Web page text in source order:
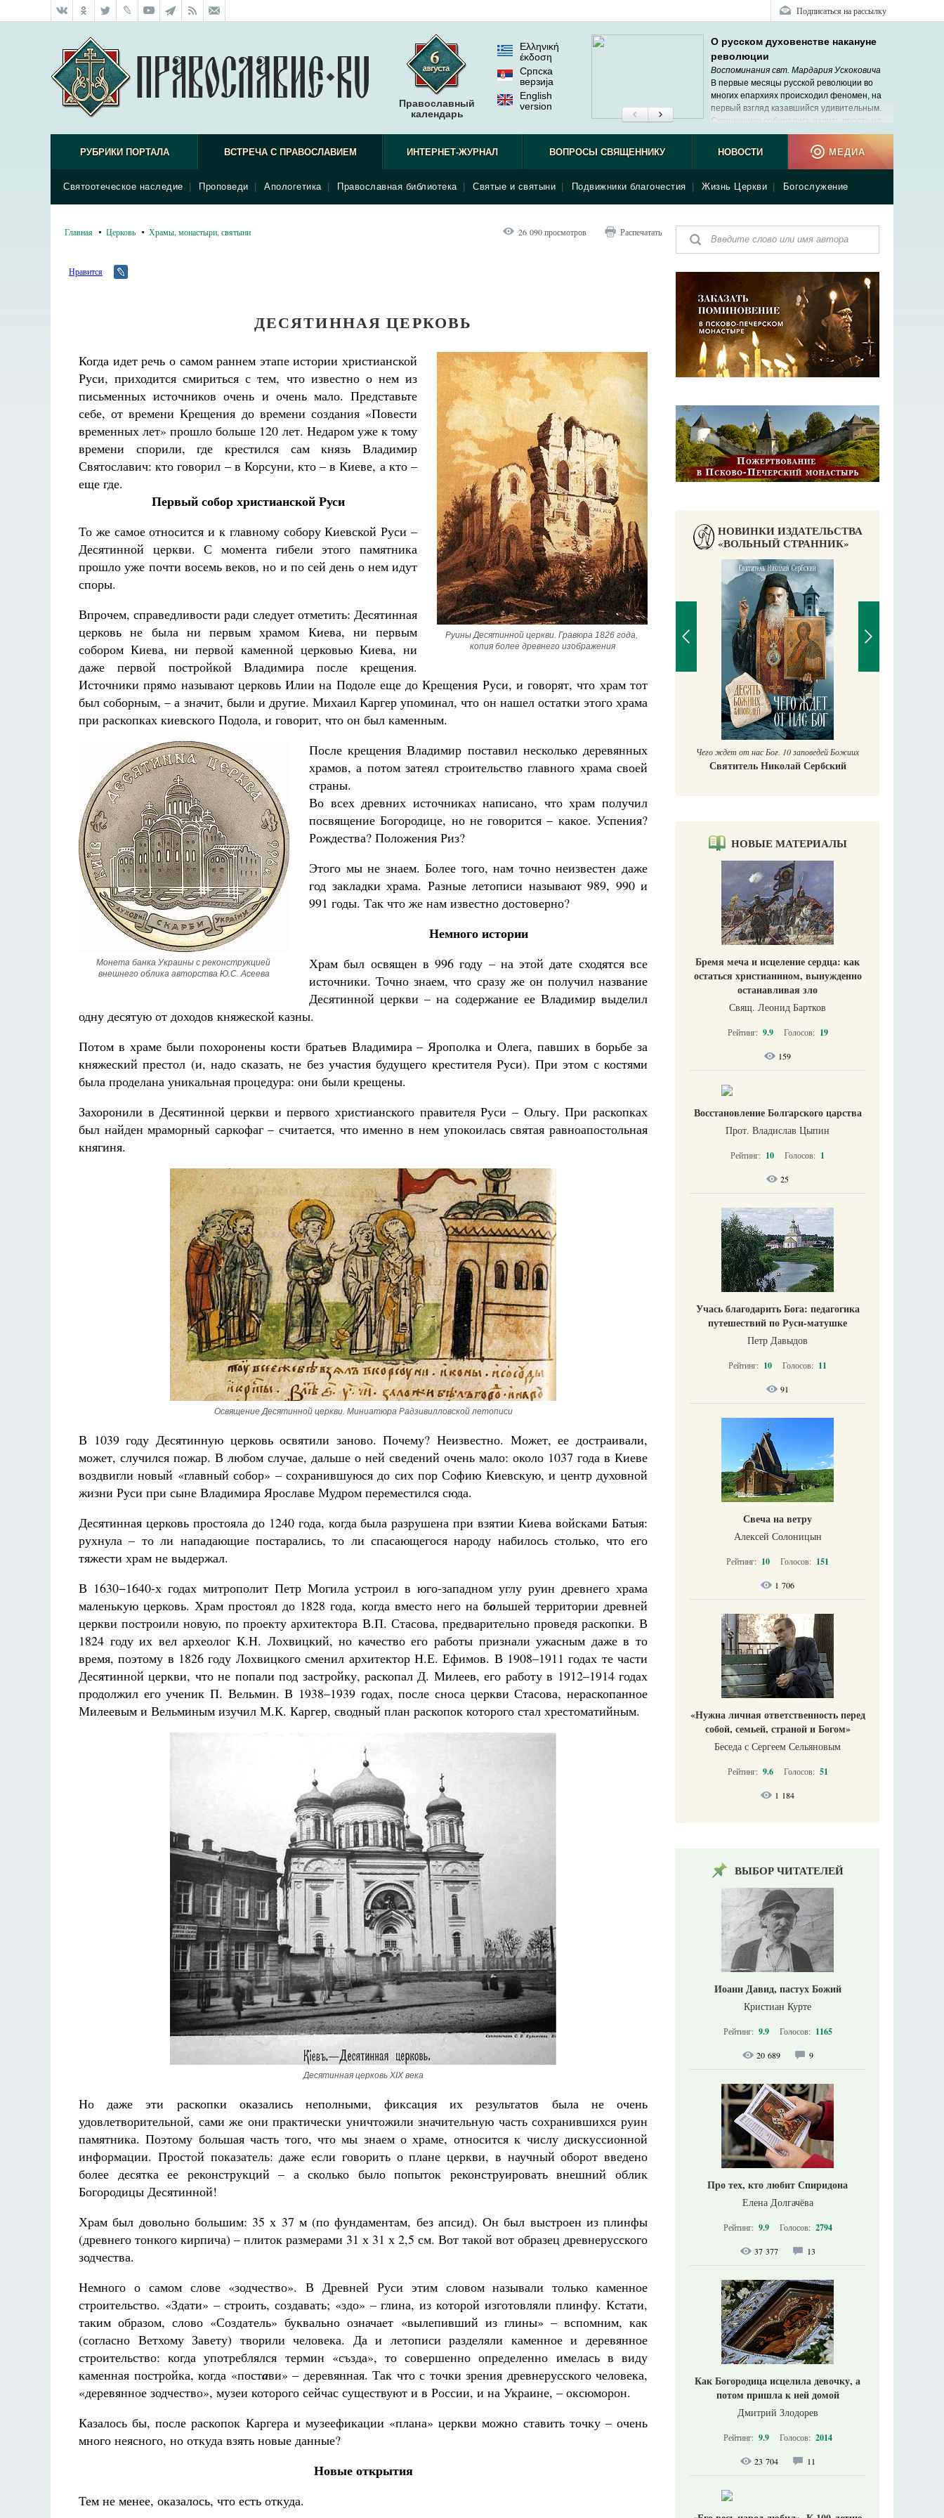
Подписаться на рассылку
Православный
календарь
Ελληνική
έκδοση
Српска
верзиjа
English
version
О русском духовенстве накануне
революции
Воспоминания свт. Мардария Ускоковича
В первые месяцы русской революции во
многих епархиях происходил феномен, на
первый взгляд казавшийся удивительным.
Священники собирались излить ярость на
своих архиереев. Мне не раз пришлось
наблюдать подобные сцены, но меня это не удивляло.
РУБРИКИ ПОРТАЛА ВСТРЕЧА С ПРАВОСЛАВИЕМ
Святоотеческое наследие Проповеди Апологетика Православная библиотека Святые и святыни Подвижники благочестия Жизнь Церкви Богослужение
ИНТЕРНЕТ-ЖУРНАЛ ВОПРОСЫ СВЯЩЕННИКУ НОВОСТИ МЕДИА
Главная Церковь Храмы, монастыри, святыни 26 090 просмотров Распечатать
Нравится
ДЕСЯТИННАЯ ЦЕРКОВЬ
Руины Десятинной церкви. Гравюра 1826 года,
копия более древнего изображения
Когда идет речь о самом раннем этапе истории христианской
Руси, приходится смириться с тем, что известно о нем из
письменных источников очень и очень мало. Представьте
себе, от времени Крещения до времени создания «Повести
временных лет» прошло больше 120 лет. Недаром уже к тому
времени спорили, где крестился сам князь Владимир
Святославич: кто говорил – в Корсуни, кто – в Киеве, а кто –
еще где.
Первый собор христианской Руси
То же самое относится и к главному собору Киевской Руси –
Десятинной церкви. С момента гибели этого памятника
прошло уже почти восемь веков, но и по сей день о нем идут
споры.
Впрочем, справедливости ради следует отметить: Десятинная
церковь не была ни первым храмом Киева, ни первым
собором Киева, ни первой каменной церковью Киева, ни
даже первой постройкой Владимира после крещения.
Источники прямо называют церковь Илии на Подоле еще до Крещения Руси, и говорят, что храм тот
был соборным, – а значит, были и другие. Михаил Каргер упоминал, что он нашел остатки этого храма
при раскопках киевского Подола, и говорит, что он был каменным.
Монета банка Украины с реконструкцией
внешнего облика авторства Ю.С. Асеева
После крещения Владимир поставил несколько деревянных
храмов, а потом затеял строительство главного храма своей
страны.
Во всех древних источниках написано, что храм получил
посвящение Богородице, но не говорится – какое. Успения?
Рождества? Положения Риз?
Этого мы не знаем. Более того, нам точно неизвестен даже
год закладки храма. Разные летописи называют 989, 990 и
991 годы. Так что же нам известно достоверно?
Немного истории
Храм был освящен в 996 году – на этой дате сходятся все
источники. Точно знаем, что сразу же он получил название
Десятинной церкви – на содержание ее Владимир выделил
одну десятую от доходов княжеской казны.
Потом в храме были похоронены кости братьев Владимира – Ярополка и Олега, павших в борьбе за
княжеский престол (и, надо сказать, не без участия будущего крестителя Руси). При этом с костями
была проделана уникальная процедура: они были крещены.
Захоронили в Десятинной церкви и первого христианского правителя Руси – Ольгу. При раскопках
был найден мраморный саркофаг – считается, что именно в нем упокоилась святая равноапостольная
княгиня.
Освящение Десятинной церкви. Миниатюра Радзивилловской летописи
В 1039 году Десятинную церковь освятили заново. Почему? Неизвестно. Может, ее достраивали,
может, случился пожар. В любом случае, дальше о ней сведений очень мало: около 1037 года в Киеве
воздвигли новый «главный собор» – сохранившуюся до сих пор Софию Киевскую, и центр духовной
жизни Руси при сыне Владимира Ярославе Мудром переместился сюда.
Десятинная церковь простояла до 1240 года, когда была разрушена при взятии Киева войсками Батыя:
рухнула – то ли нападающие постарались, то ли спасающегося народу набилось столько, что его
тяжести храм не выдержал.
В 1630−1640-х годах митрополит Петр Могила устроил в юго-западном углу руин древнего храма
маленькую церковь. Храм простоял до 1828 года, когда вместо него на большей территории древней
церкви построили новую, по проекту архитектора В.П. Стасова, предварительно проведя раскопки. В
1824 году их вел археолог К.Н. Лохвицкий, но качество его работы признали ужасным даже в то
время, поэтому в 1826 году Лохвицкого сменил архитектор Н.Е. Ефимов. В 1908–1911 годах те части
Десятинной церкви, что не попали под застройку, раскопал Д. Милеев, его работу в 1912–1914 годах
продолжил его ученик П. Вельмин. В 1938–1939 годах, после сноса церкви Стасова, нераскопанное
Милеевым и Вельминым изучил М.К. Каргер, сводный план раскопок которого стал хрестоматийным.
Десятинная церковь XIX века
Но даже эти раскопки оказались неполными, фиксация их результатов была не очень
удовлетворительной, сами же они практически уничтожили значительную часть сохранившихся руин
памятника. Поэтому большая часть того, что мы знаем о храме, относится к числу дискуссионной
информации. Простой показатель: даже если говорить о плане церкви, в научный оборот введено
более десятка ее реконструкций – а сколько было попыток реконструировать внешний облик
Богородицы Десятинной!
Храм был довольно большим: 35 х 37 м (по фундаментам, без апсид). Он был выстроен из плинфы
(древнего тонкого кирпича) – плиток размерами 31 х 31 х 2,5 см. Вот такой вот образец древнерусского
зодчества.
Немного о самом слове «зодчество». В Древней Руси этим словом называли только каменное
строительство. «Здати» – строить, создавать; «здо» – глина, из которой изготовляли плинфу. Кстати,
таким образом, слово «Создатель» буквально означает «вылепивший из глины» – вспомним, как
(согласно Ветхому Завету) творили человека. Да и летописи разделяли каменное и деревянное
строительство: когда употреблялся термин «създа», то совершенно определенно имелась в виду
каменная постройка, когда «постави» – деревянная. Так что с точки зрения древнерусского человека,
«деревянное зодчество», музеи которого сейчас существуют и в России, и на Украине, – оксюморон.
Казалось бы, после раскопок Каргера и музеефикации «плана» церкви можно ставить точку – очень
много неясного, но откуда взять новые данные?
Новые открытия
Тем не менее, оказалось, что есть откуда.
НОВИНКИ ИЗДАТЕЛЬСТВА
«ВОЛЬНЫЙ СТРАННИК»
Разлуки не будет
Фредерика де Грааф Как найти своё место в жизни
Кирилл Мурышев
Роман Котов Чего ждет от нас Бог. 10 заповедей Божиих
Святитель Николай Сербский
НОВЫЕ МАТЕРИАЛЫ
Бремя меча и исцеление сердца: как
остаться христианином, вынужденно
останавливая зло
Свящ. Леонид Бартков
Рейтинг: 9.9 Голосов: 19
159
Восстановление Болгарского царства
Прот. Владислав Цыпин
Рейтинг: 10 Голосов: 1
25
Учась благодарить Бога: педагогика
путешествий по Руси-матушке
Петр Давыдов
Рейтинг: 10 Голосов: 11
91
Свеча на ветру
Алексей Солоницын
Рейтинг: 10 Голосов: 151
1 706
«Нужна личная ответственность перед
собой, семьей, страной и Богом»
Беседа с Сергеем Сельяновым
Рейтинг: 9.6 Голосов: 51
1 184
ВЫБОР ЧИТАТЕЛЕЙ
Иоанн Давид, пастух Божий
Кристиан Курте
Рейтинг: 9.9 Голосов: 1165
20 689 9
Про тех, кто любит Спиридона
Елена Долгачёва
Рейтинг: 9.9 Голосов: 2794
37 377 13
Как Богородица исцелила девочку, а
потом пришла к ней домой
Дмитрий Злодорев
Рейтинг: 9.9 Голосов: 2014
23 704 11